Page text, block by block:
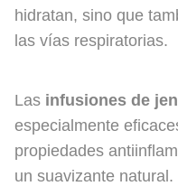
hidratan, sino que
las vías respiratorias.
Las infusiones de
especialmente
propiedades
un suavizante